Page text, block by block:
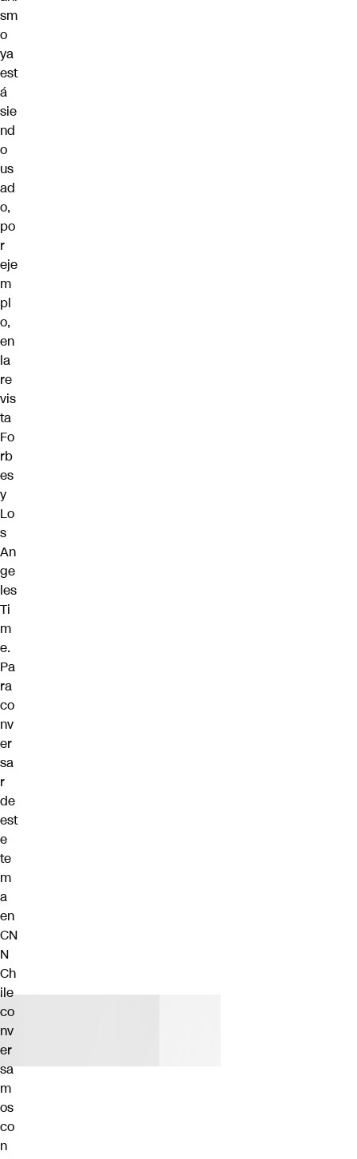
sm
o
ya
est
á
sie
nd
o
us
ad
o,
po
r
eje
m
pl
o,
en
la
re
vis
ta
Fo
rb
es
y
Lo
s
An
ge
les
Ti
m
e.
Pa
ra
co
nv
er
sa
r
de
est
e
te
m
a
en
CN
N
Ch
ile
co
nv
er
sa
m
os
co
n